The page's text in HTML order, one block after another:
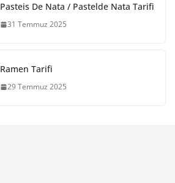
Pasteis De Nata / Pastelde Nata Tarifi
31 Temmuz 2025
Ramen Tarifi
29 Temmuz 2025